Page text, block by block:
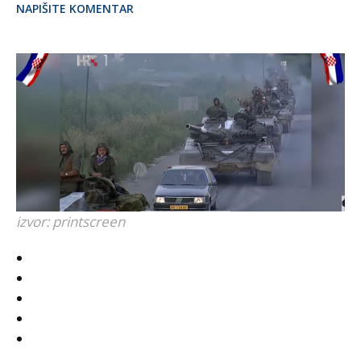
NAPIŠITE KOMENTAR
izvor: printscreen